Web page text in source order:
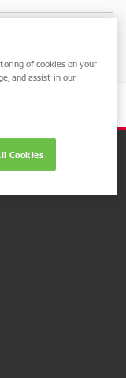
of cookies on your
and assist in our
Cookies